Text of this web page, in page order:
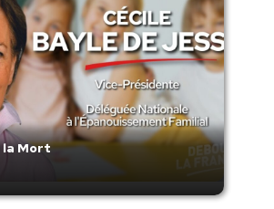
la Mort